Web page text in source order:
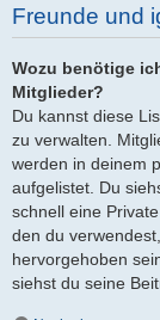
Freunde und
Wozu benötige
Mitglieder?
Du kannst diese
zu verwalten.
werden in deinem
aufgelistet. Du
schnell eine
den du
hervorgehoben
siehst du seine